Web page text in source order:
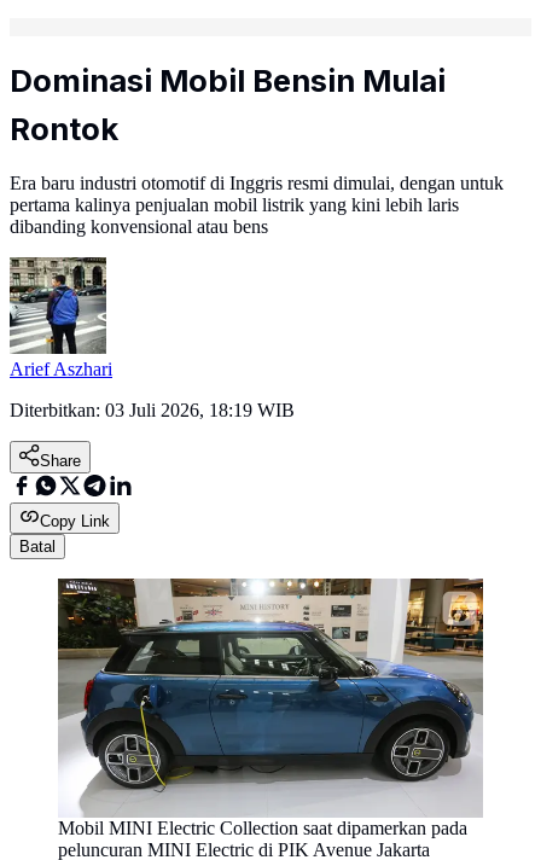
Dominasi Mobil Bensin Mulai
Rontok
Era baru industri otomotif di Inggris resmi dimulai, dengan untuk
pertama kalinya penjualan mobil listrik yang kini lebih laris
dibanding konvensional atau bens
Arief Aszhari
Diterbitkan: 03 Juli 2026, 18:19 WIB
Share
Copy Link
Batal
Mobil MINI Electric Collection saat dipamerkan pada
peluncuran MINI Electric di PIK Avenue Jakarta